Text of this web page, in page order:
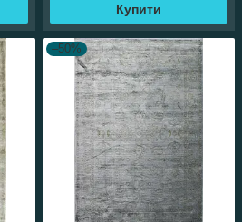
Купити
–50%